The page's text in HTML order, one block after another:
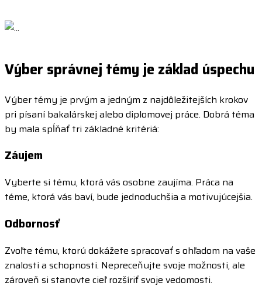
Výber správnej témy je základ úspechu
Výber témy je prvým a jedným z najdôležitejších krokov
pri písaní bakalárskej alebo diplomovej práce. Dobrá téma
by mala spĺňať tri základné kritériá:
Záujem
Vyberte si tému, ktorá vás osobne zaujíma. Práca na
téme, ktorá vás baví, bude jednoduchšia a motivujúcejšia.
Odbornosť
Zvoľte tému, ktorú dokážete spracovať s ohľadom na vaše
znalosti a schopnosti. Nepreceňujte svoje možnosti, ale
zároveň si stanovte cieľ rozšíriť svoje vedomosti.